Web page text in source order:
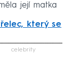
její matka
který se
celebrity